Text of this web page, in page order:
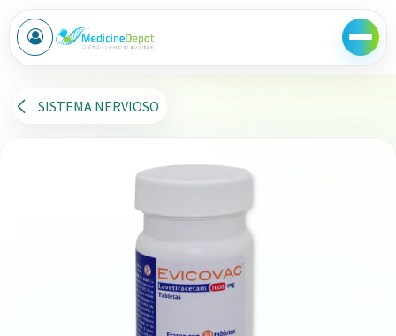
Ir al contenido
SISTEMA NERVIOSO